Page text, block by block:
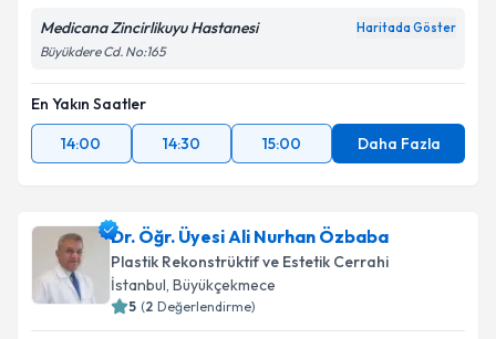
Medicana Zincirlikuyu Hastanesi Haritada Göster
Büyükdere Cd. No:165
En Yakın Saatler
14:00
14:30 15:00 Daha Fazla
Dr. Öğr. Üyesi Ali Nurhan Özbaba
Plastik Rekonstrüktif ve Estetik Cerrahi
İstanbul, Büyükçekmece
5 (2 Değerlendirme)